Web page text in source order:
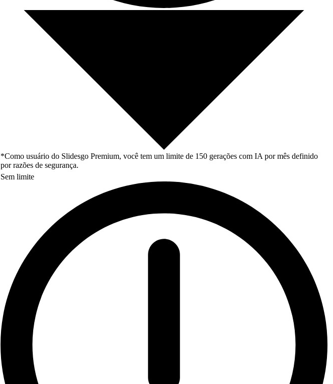
*Como usuário do Slidesgo Premium, você tem um limite de 150 gerações com IA por mês definido
por razões de segurança.
Sem limite